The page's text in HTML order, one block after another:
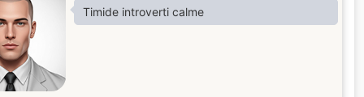
a bientôt 17 ans passionné dans tout ce que
j'entrepent un chienne et un chat a bientôt
Timide introverti calme